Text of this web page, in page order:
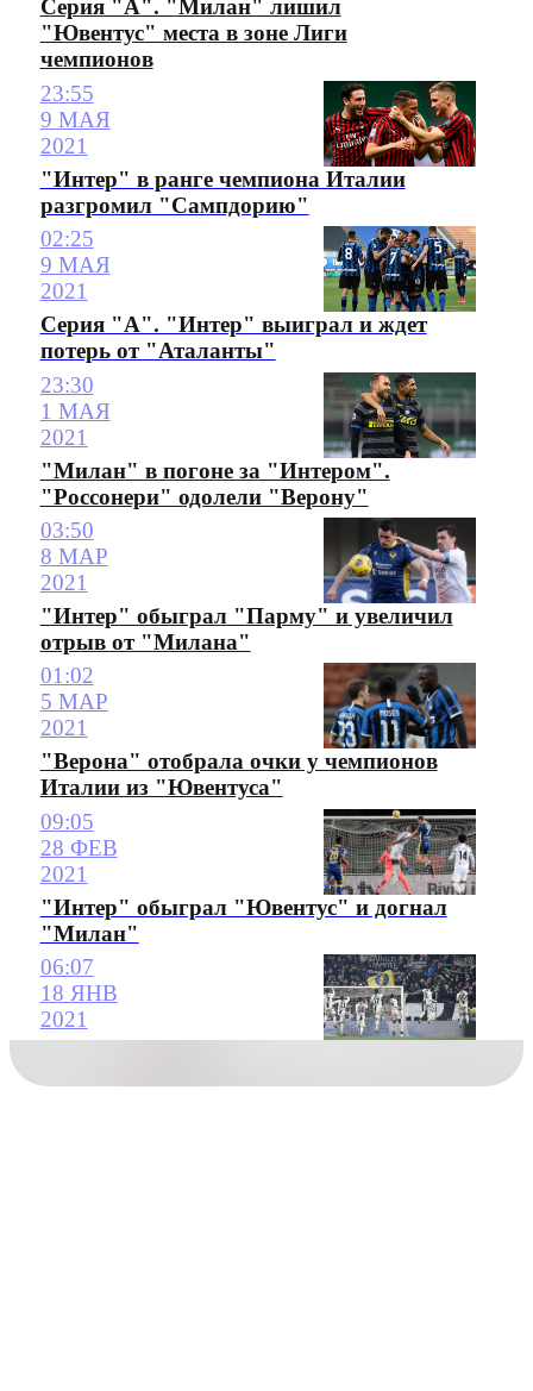
Серия "А". "Милан" лишил
"Ювентус" места в зоне Лиги
чемпионов
23:55
9 МАЯ
2021
"Интер" в ранге чемпиона Италии
разгромил "Сампдорию"
02:25
9 МАЯ
2021
Серия "А". "Интер" выиграл и ждет
потерь от "Аталанты"
23:30
1 МАЯ
2021
"Милан" в погоне за "Интером".
"Россонери" одолели "Верону"
03:50
8 МАР
2021
"Интер" обыграл "Парму" и увеличил
отрыв от "Милана"
01:02
5 МАР
2021
"Верона" отобрала очки у чемпионов
Италии из "Ювентуса"
09:05
28 ФЕВ
2021
"Интер" обыграл "Ювентус" и догнал
"Милан"
06:07
18 ЯНВ
2021